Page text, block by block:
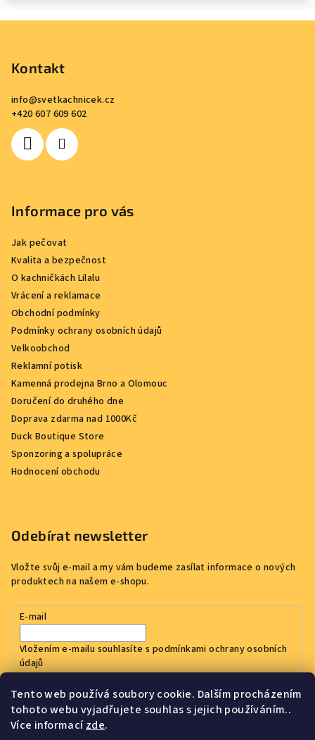
Tento web používá soubory cookie. Dalším procházením
tohoto webu vyjadřujete souhlas s jejich používáním..
Více informacízde.
Kontakt
info@svetkachnicek.cz
+420 607 609 602
Informace pro vás
Jak pečovat
Kvalita a bezpečnost
O kachničkách Lilalu
Vrácení a reklamace
Obchodní podmínky
Podmínky ochrany osobních údajů
Velkoobchod
Reklamní potisk
Kamenná prodejna Brno a Olomouc
Doručení do druhého dne
Doprava zdarma nad 1000Kč
Duck Boutique Store
Sponzoring a spolupráce
Hodnocení obchodu
Odebírat newsletter
Vložte svůj e-mail a my vám budeme zasílat informace o nových
produktech na našem e-shopu.
E-mail
Vložením e-mailu souhlasíte s podmínkami ochrany osobních
údajů
Přihlásit se